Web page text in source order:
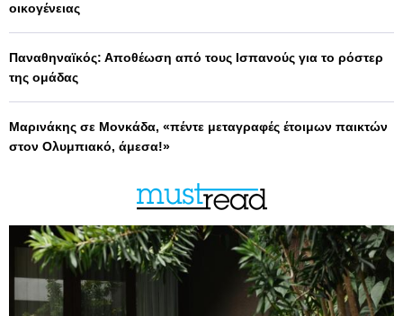
οικογένειας
Παναθηναϊκός: Αποθέωση από τους Ισπανούς για το ρόστερ
της ομάδας
Μαρινάκης σε Μονκάδα, «πέντε μεταγραφές έτοιμων παικτών
στον Ολυμπιακό, άμεσα!»